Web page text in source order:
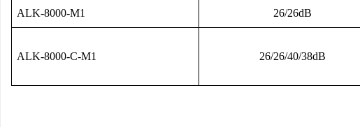
ALK-8000-M1 26/26dB
ALK-8000-C-M1 26/26/40/38dB